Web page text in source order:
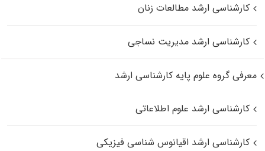
کارشناسی ارشد مطالعات زنان
کارشناسی ارشد مدیریت نساجی
معرفی گروه علوم پایه کارشناسی ارشد
کارشناسی ارشد علوم اطلاعاتی
کارشناسی ارشد اقیانوس‌ شناسی فیزیکی